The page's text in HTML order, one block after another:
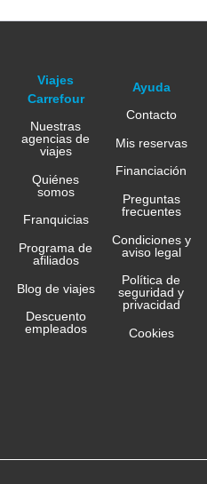
Viajes
Carrefour
Nuestras
agencias de
viajes
Quiénes
somos
Franquicias
Programa de
afiliados
Blog de viajes
Descuento
empleados
Ayuda
Contacto
Mis reservas
Financiación
Preguntas
frecuentes
Condiciones y
aviso legal
Política de
seguridad y
privacidad
Cookies